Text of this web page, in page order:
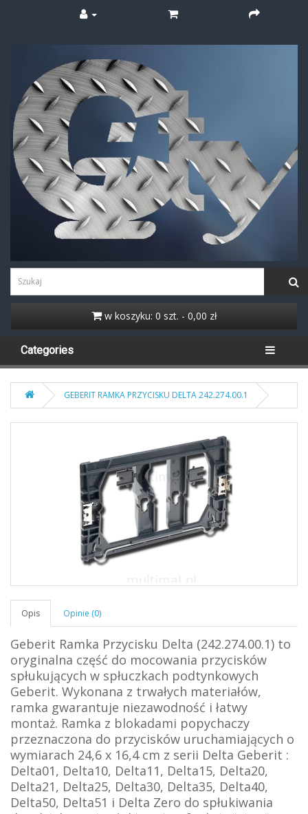
w koszyku: 0 szt. - 0,00 zł
Categories
GEBERIT RAMKA PRZYCISKU DELTA 242.274.00.1
Opis Opinie (0)
Geberit Ramka Przycisku Delta (242.274.00.1) to
oryginalna część do mocowania przycisków
spłukujących w spłuczkach podtynkowych
Geberit. Wykonana z trwałych materiałów,
ramka gwarantuje niezawodność i łatwy
montaż. Ramka z blokadami popychaczy
przeznaczona do przycisków uruchamiających o
wymiarach 24,6 x 16,4 cm z serii Delta Geberit :
Delta01, Delta10, Delta11, Delta15, Delta20,
Delta21, Delta25, Delta30, Delta35, Delta40,
Delta50, Delta51 i Delta Zero do spłukiwania